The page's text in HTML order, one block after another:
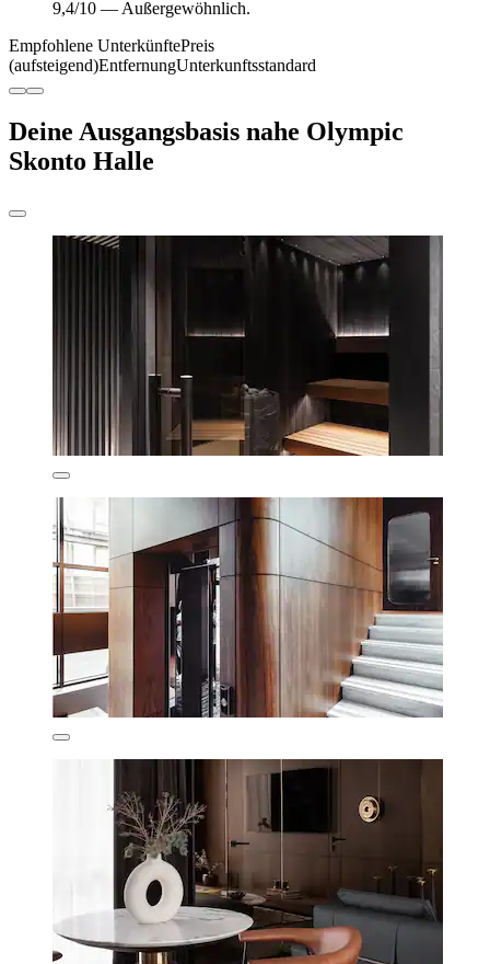
9,4/10 — Außergewöhnlich.
Empfohlene UnterkünftePreis
(aufsteigend)EntfernungUnterkunftsstandard
Deine Ausgangsbasis nahe Olympic
Skonto Halle